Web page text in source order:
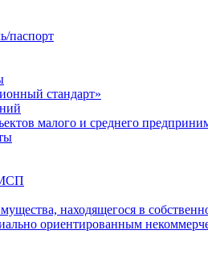
паспорт
стандарт»
малого и среднего
находящегося в
ориентированным